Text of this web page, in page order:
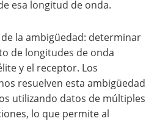
esa longitud de onda.
la ambigüedad: determinar
de longitudes de onda
y el receptor. Los
resuelven esta ambigüedad
utilizando datos de múltiples
lo que permite al